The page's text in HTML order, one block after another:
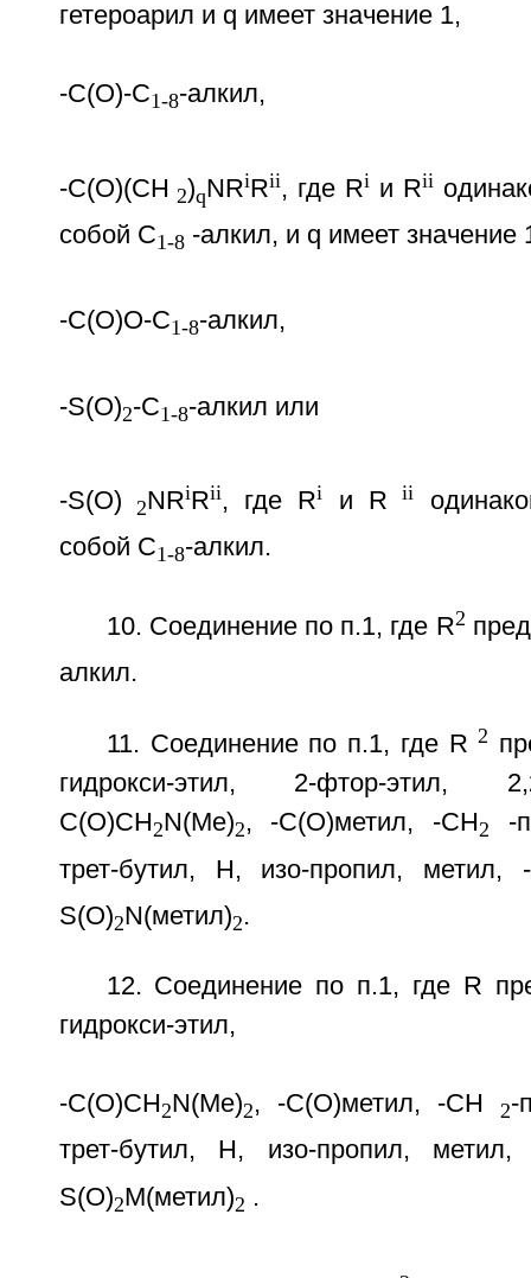
гетероарил и q имеет значение 1,
-C(O)-C1-8-алкил,
-C(O)(CH 2)qNRiRii, где Ri и Rii
собой C1-8 -алкил, и q имеет значение
-C(O)O-C1-8-алкил,
-S(O)2-C1-8-алкил или
-S(O) 2NRiRii, где Ri и R ii
собой C1-8-алкил.
10. Соединение по п.1, где R2
алкил.
11. Соединение по п.1, где R 2
гидрокси-этил, 2-фтор-этил,
C(O)CH2N(Me)2, -C(O)метил, -CH2
-
трет-бутил, H, изо-пропил, метил,
S(O)2N(метил)2.
12. Соединение по п.1, где R
гидрокси-этил,
-C(O)CH2N(Me)2, -C(O)метил, -CH 2-
трет-бутил, H, изо-пропил, метил,
S(O)2М(метил)2 .